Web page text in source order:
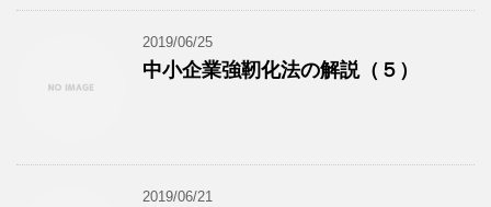
2019/06/25
中小企業強靭化法の解説（５）
2019/06/21